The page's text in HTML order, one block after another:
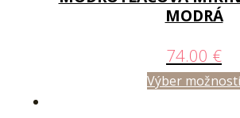
MODRÁ
74.00 €
Výber možností